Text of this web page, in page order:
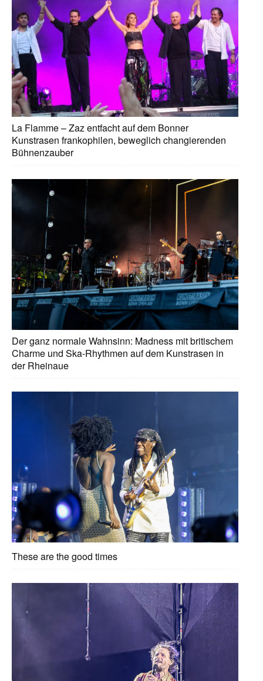
La Flamme – Zaz entfacht auf dem Bonner
Kunstrasen frankophilen, beweglich changierenden
Bühnenzauber
Der ganz normale Wahnsinn: Madness mit britischem
Charme und Ska-Rhythmen auf dem Kunstrasen in
der Rheinaue
These are the good times